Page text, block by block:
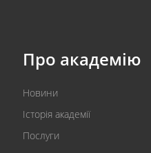
Про академію
Новини
Історія академії
Послуги